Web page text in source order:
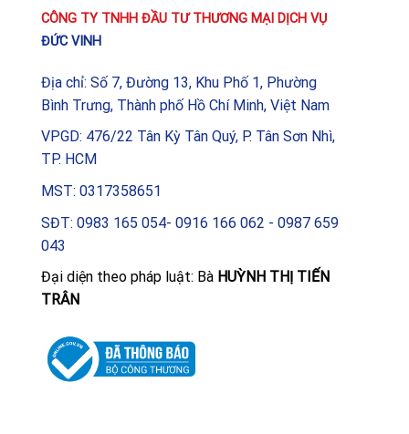
CÔNG TY TNHH ĐẦU TƯ THƯƠNG MẠI DỊCH VỤ
ĐỨC VINH
Địa chỉ: Số 7, Đường 13, Khu Phố 1, Phường
Bình Trưng, Thành phố Hồ Chí Minh, Việt Nam
VPGD: 476/22 Tân Kỳ Tân Quý, P. Tân Sơn Nhì,
TP. HCM
MST: 0317358651
SĐT: 0983 165 054- 0916 166 062 - 0987 659
043
Đại diện theo pháp luật: Bà HUỲNH THỊ TIẾN
TRÂN